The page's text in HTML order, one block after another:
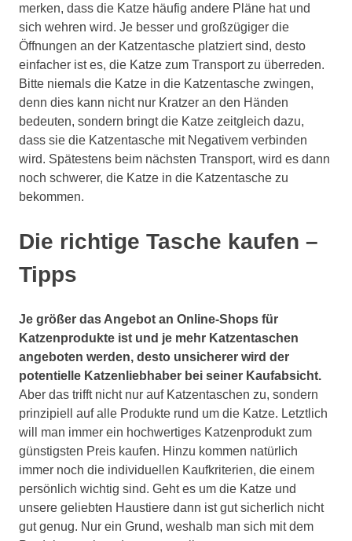
merken, dass die Katze häufig andere Pläne hat und
sich wehren wird. Je besser und großzügiger die
Öffnungen an der Katzentasche platziert sind, desto
einfacher ist es, die Katze zum Transport zu überreden.
Bitte niemals die Katze in die Katzentasche zwingen,
denn dies kann nicht nur Kratzer an den Händen
bedeuten, sondern bringt die Katze zeitgleich dazu,
dass sie die Katzentasche mit Negativem verbinden
wird. Spätestens beim nächsten Transport, wird es dann
noch schwerer, die Katze in die Katzentasche zu
bekommen.
Die richtige Tasche kaufen –
Tipps
Je größer das Angebot an Online-Shops für
Katzenprodukte ist und je mehr Katzentaschen
angeboten werden, desto unsicherer wird der
potentielle Katzenliebhaber bei seiner Kaufabsicht.
Aber das trifft nicht nur auf Katzentaschen zu, sondern
prinzipiell auf alle Produkte rund um die Katze. Letztlich
will man immer ein hochwertiges Katzenprodukt zum
günstigsten Preis kaufen. Hinzu kommen natürlich
immer noch die individuellen Kaufkriterien, die einem
persönlich wichtig sind. Geht es um die Katze und
unsere geliebten Haustiere dann ist gut sicherlich nicht
gut genug. Nur ein Grund, weshalb man sich mit dem